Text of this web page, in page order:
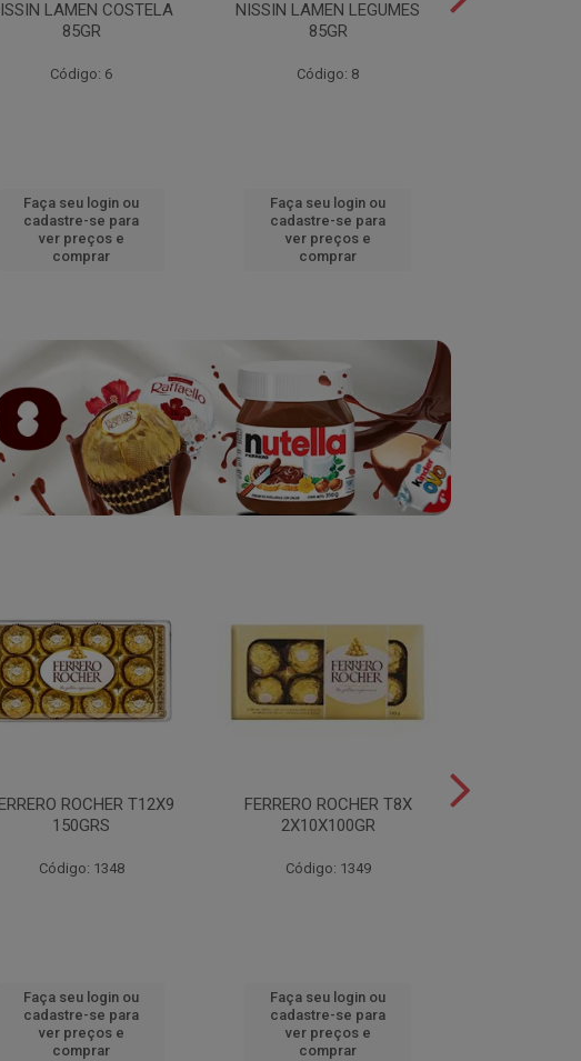
LAMEN COSTELA
85GR
Código: 6
Faça seu login ou
cadastre-se para
ver preços e
comprar
NISSIN LAMEN LEGUMES
85GR
Código: 8
Faça seu login ou
cadastre-se para
ver preços e
comprar
ROCHER T12X9
150GRS
Código: 1348
Faça seu login ou
cadastre-se para
ver preços e
comprar
FERRERO ROCHER T8X
2X10X100GR
Código: 1349
Faça seu login ou
cadastre-se para
ver preços e
comprar